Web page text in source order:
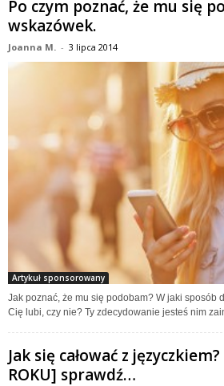
Po czym poznać, że mu się
wskazówek.
Joanna M. - 3 lipca 2014
Artykuł sponsorowany
Jak poznać, że mu się podobam? W jaki sposób
Cię lubi, czy nie? Ty zdecydowanie jesteś nim
Jak się całować z
ROKU] sprawdź…